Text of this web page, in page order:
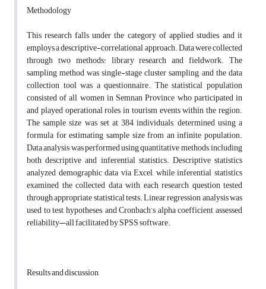
Methodology
This research falls under the category of applied studies, and it
employs a descriptive-correlational approach. Data were collected
through two methods: library research and fieldwork. The
sampling method was single-stage cluster sampling, and the data
collection tool was a questionnaire. The statistical population
consisted of all women in Semnan Province who participated in
and played operational roles in tourism events within the region.
The sample size was set at 384 individuals, determined using a
formula for estimating sample size from an infinite population.
Data analysis was performed using quantitative methods, including
both descriptive and inferential statistics. Descriptive statistics
analyzed demographic data via Excel, while inferential statistics
examined the collected data with each research question tested
through appropriate statistical tests. Linear regression analysis was
used to test hypotheses, and Cronbach’s alpha coefficient assessed
reliability—all facilitated by SPSS software.
Results and discussion